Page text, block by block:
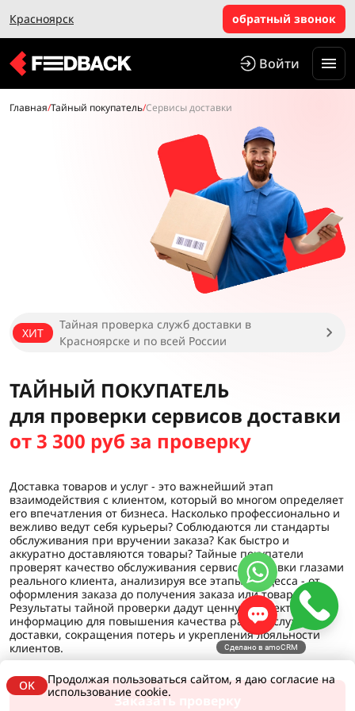
Красноярск обратный звонок
Войти
Главная/Тайный покупатель/Сервисы доставки
ХИТ
Тайная проверка служб доставки в
Красноярске и по всей России
ТАЙНЫЙ ПОКУПАТЕЛЬ
для проверки сервисов доставки
от 3 300 руб за проверку
Доставка товаров и услуг - это важнейший этап
взаимодействия с клиентом, который во многом определяет
его впечатления от бизнеса. Насколько профессионально и
вежливо ведут себя курьеры? Соблюдаются ли стандарты
обслуживания при вручении заказа? Как быстро и
аккуратно доставляются товары? Тайные покупатели
проверят качество обслуживания сервиса доставки глазами
реального клиента, анализируя все этапы процесса - от
оформления заказа до получения заказа или товара.
Результаты тайной проверки дадут ценную объективную
информацию для повышения качества работы службы
доставки, сокращения потерь и укрепления лояльности
клиентов.
Заказать проверку
OK
Продолжая пользоваться сайтом, я даю согласие на
использование cookie.
Сделано в amoCRM